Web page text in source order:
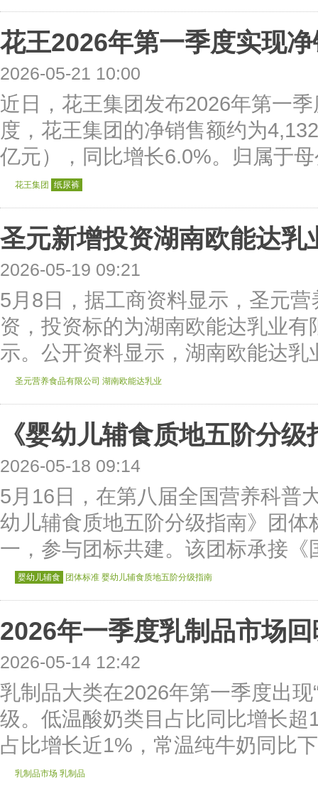
花王2026年第一季度实现
2026-05-21 10:00
近日，花王集团发布2026年第一
度，花王集团的净销售额约为
亿元），同比增长6.0%。归属于
花王集团 纸尿裤
圣元新增投资湖南欧能达乳
2026-05-19 09:21
5月8日，据工商资料显示，圣元
资，投资标的为湖南欧能达乳业
示。公开资料显示，湖南欧能达
圣元营养食品有限公司 湖南欧能达乳业
《婴幼儿辅食质地五阶分
2026-05-18 09:14
5月16日，在第八届全国营养科普
幼儿辅食质地五阶分级指南》团
一，参与团标共建。该团标承接
婴幼儿辅食 团体标准 婴幼儿辅食质地五阶分级指南
2026年一季度乳制品市场回
2026-05-14 12:42
乳制品大类在2026年第一季度出
级。低温酸奶类目占比同比增长
占比增长近1%，常温纯牛奶同比
乳制品市场 乳制品